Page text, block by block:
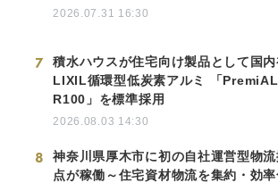
2026.07.31 16:30
7
積水ハウスが住宅向け製品として国内
LIXIL循環型低炭素アルミ 「PremiAL
R100」を標準採用
2026.08.03 14:30
8
神奈川県厚木市に初の自社運営型物流
点が稼働～住宅資材物流を集約・効